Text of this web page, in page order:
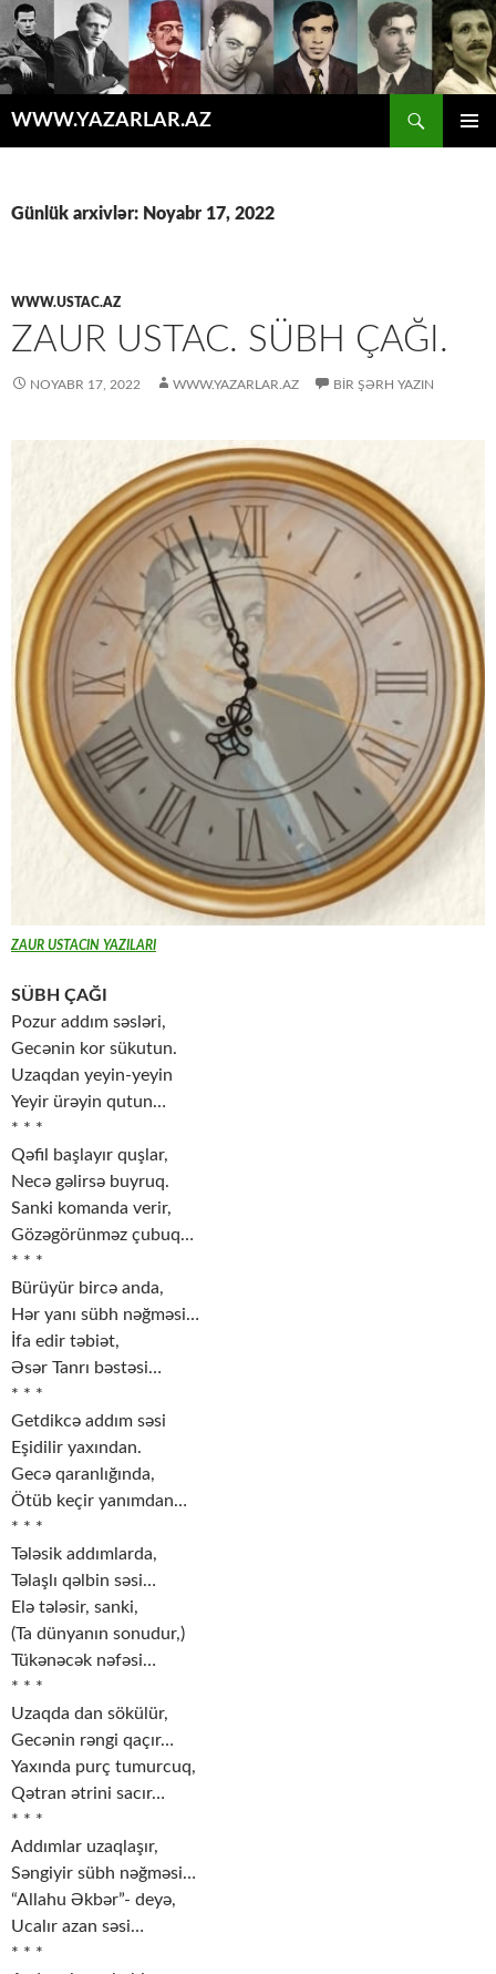
WWW.YAZARLAR.AZ
Günlük arxivlər: Noyabr 17, 2022
WWW.USTAC.AZ
ZAUR USTAC. SÜBH ÇAĞI.
NOYABR 17, 2022 WWW.YAZARLAR.AZ BIR ŞƏRH YAZIN
ZAUR USTACIN YAZILARI
SÜBH ÇAĞI
Pozur addım səsləri,
Gecənin kor sükutun.
Uzaqdan yeyin-yeyin
Yeyir ürəyin qutun…
* * *
Qəfil başlayır quşlar,
Necə gəlirsə buyruq.
Sanki komanda verir,
Gözəgörünməz çubuq…
* * *
Bürüyür bircə anda,
Hər yanı sübh nəğməsi…
İfa edir təbiət,
Əsər Tanrı bəstəsi…
* * *
Getdikcə addım səsi
Eşidilir yaxından.
Gecə qaranlığında,
Ötüb keçir yanımdan…
* * *
Tələsik addımlarda,
Təlaşlı qəlbin səsi…
Elə tələsir, sanki,
(Ta dünyanın sonudur,)
Tükənəcək nəfəsi…
* * *
Uzaqda dan sökülür,
Gecənin rəngi qaçır…
Yaxında purç tumurcuq,
Qətran ətrini sacır…
* * *
Addımlar uzaqlaşır,
Səngiyir sübh nəğməsi…
“Allahu Əkbər”- deyə,
Ucalır azan səsi…
* * *